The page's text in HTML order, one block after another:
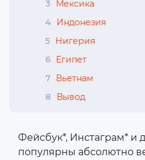
3
Мексика
4 Индонезия
5 Нигерия
6 Египет
7 Вьетнам
8
Вывод
Фейсбук*, Инстаграм* и
популярны абсолютно